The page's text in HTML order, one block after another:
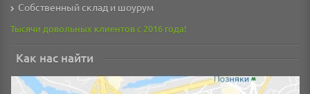
Собственный склад и шоурум
Тысячи довольных клиентов с 2016 года!
Как нас найти